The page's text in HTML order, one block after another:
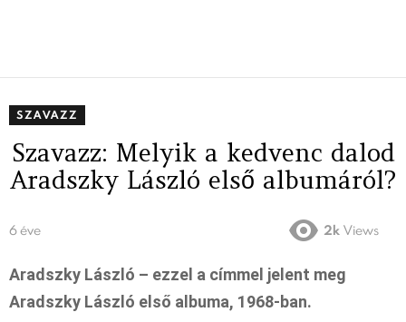
SZAVAZZ
Szavazz: Melyik a kedvenc dalod
Aradszky László első albumáról?
6 éve 2k Views
Aradszky László – ezzel a címmel jelent meg
Aradszky László első albuma, 1968-ban.